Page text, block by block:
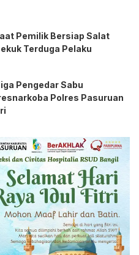
Pemilik Bersiap Salat
Terduga Pelaku
Pengedar Sabu
Polres Pasuruan